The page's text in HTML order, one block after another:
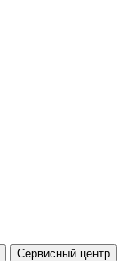
Сервисный центр